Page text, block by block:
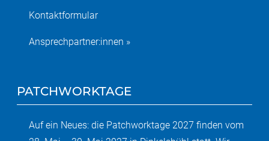
Kontaktformular
Ansprechpartner:innen »
PATCHWORKTAGE
Auf ein Neues: die Patchworktage 2027 finden vom